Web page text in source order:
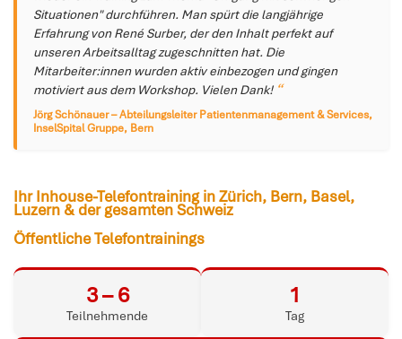
Situationen" durchführen. Man spürt die langjährige
Erfahrung von René Surber, der den Inhalt perfekt auf
unseren Arbeitsalltag zugeschnitten hat. Die
Mitarbeiter:innen wurden aktiv einbezogen und gingen
motiviert aus dem Workshop. Vielen Dank!
Jörg Schönauer – Abteilungsleiter Patientenmanagement & Services,
InselSpital Gruppe, Bern
Ihr Inhouse-Telefontraining in Zürich, Bern, Basel,
Luzern & der gesamten Schweiz
Öffentliche Telefontrainings
3 – 6
Teilnehmende
1
Tag